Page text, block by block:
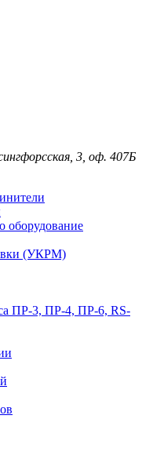
3, оф. 407Б
оборудование
(УКРМ)
ПР-3, ПР-4, ПР-6, RS-